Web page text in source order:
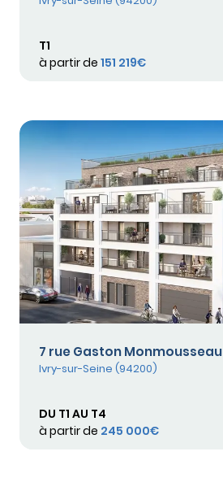
T1
à partir de 151 219€
7 rue Gaston Monmousseau
Ivry-sur-Seine (94200)
DU T1 AU T4
à partir de 245 000€